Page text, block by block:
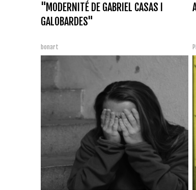
"MODERNITÉ DE GABRIEL CASAS I
GALOBARDES"
bonart